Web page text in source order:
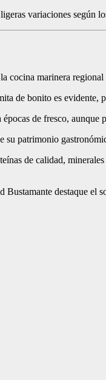
variaciones según
cocina marinera
de bonito es
de fresco,
su patrimonio
de calidad,
Bustamante destaque